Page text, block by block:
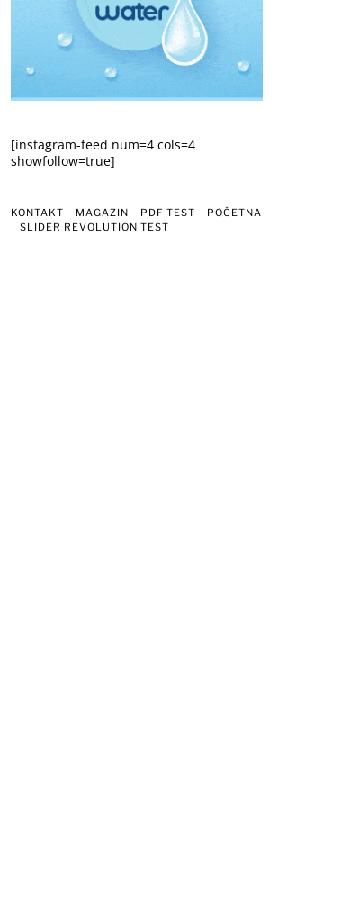
[instagram-feed num=4 cols=4
showfollow=true]
KONTAKT MAGAZIN PDF TEST
POČETNA
SLIDER REVOLUTION TEST